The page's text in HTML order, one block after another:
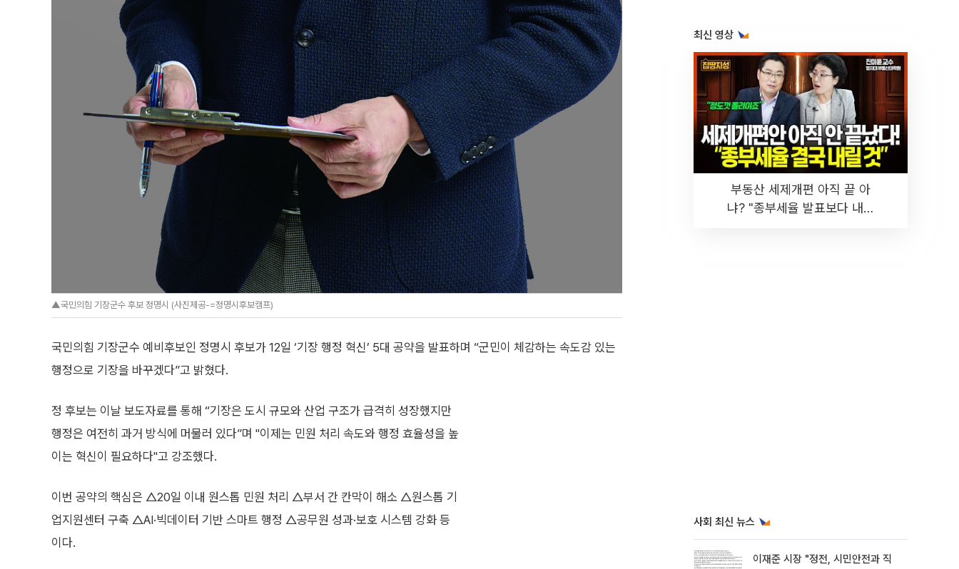
▲국민의힘 기장군수 후보 정명시 (사진제공-=정명시후보캠프)
국민의힘 기장군수 예비후보인 정명시 후보가 12일 ‘기장 행정 혁신’ 5대 공약을 발표하며 “군민이 체감하는 속도감 있는
행정으로 기장을 바꾸겠다”고 밝혔다.
정 후보는 이날 보도자료를 통해 “기장은 도시 규모와 산업 구조가 급격히 성장했지만
행정은 여전히 과거 방식에 머물러 있다”며 "이제는 민원 처리 속도와 행정 효율성을 높
이는 혁신이 필요하다"고 강조했다.
이번 공약의 핵심은 △20일 이내 원스톱 민원 처리 △부서 간 칸막이 해소 △원스톱 기
업지원센터 구축 △AI·빅데이터 기반 스마트 행정 △공무원 성과·보호 시스템 강화 등
이다.
최신 영상
부동산 세제개편 아직 끝 아
냐? "종부세율 발표보다 내릴
사회 최신 뉴스
이재준 시장 "정전, 시민안전과 직